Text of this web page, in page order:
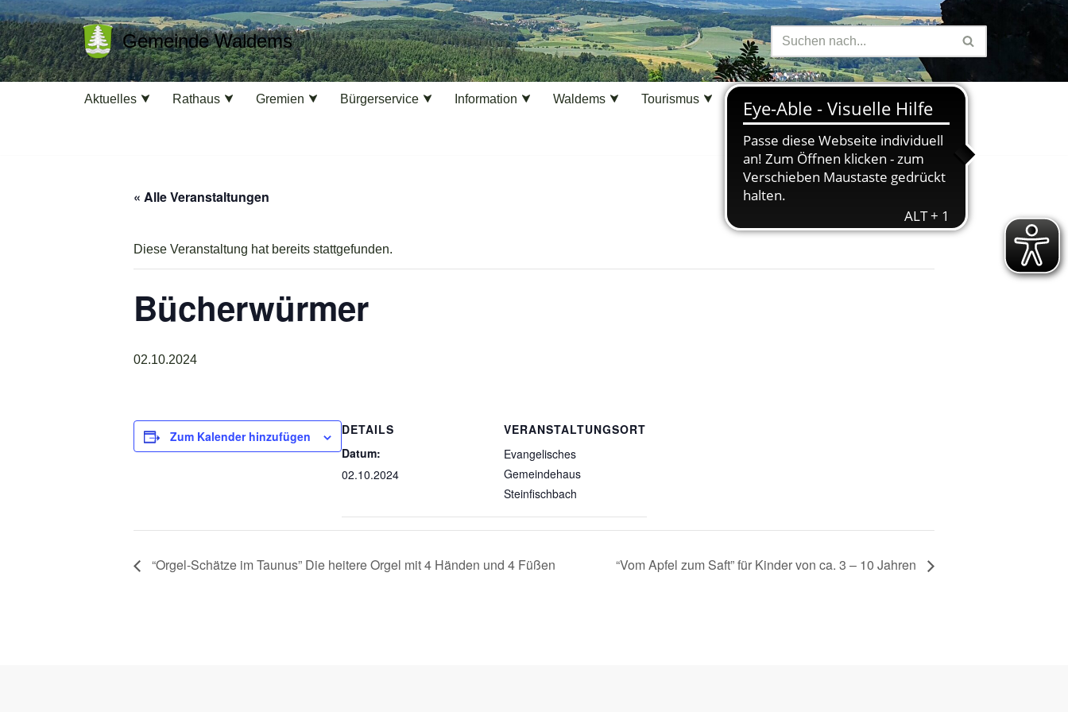
Zum
Inhalt
springen
Gemeinde Waldems
Aktuelles Rathaus Gremien Bürgerservice Information Waldems Tourismus
« Alle Veranstaltungen
Diese Veranstaltung hat bereits stattgefunden.
Bücherwürmer
02.10.2024
Zum Kalender hinzufügen
DETAILS
Datum:
02.10.2024
VERANSTALTUNGSORT
Evangelisches
Gemeindehaus
Steinfischbach
“Orgel-Schätze im Taunus” Die heitere Orgel mit 4 Händen und 4 Füßen “Vom Apfel zum Saft” für Kinder von ca. 3 – 10 Jahren